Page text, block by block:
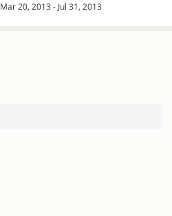
Mar 20, 2013 - Jul 31, 2013